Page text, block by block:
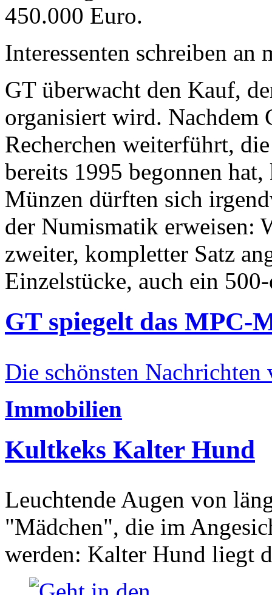
450.000 Euro.
Interessenten schreiben
GT überwacht den Kauf,
organisiert wird. Nachdem
Recherchen weiterführt,
bereits 1995 begonnen
Münzen dürften sich
der Numismatik erweisen:
zweiter, kompletter Satz
Einzelstücke, auch ein
GT spiegelt das MPC-
Die schönsten Nachrichten
Immobilien
Kultkeks Kalter Hund
Leuchtende Augen von
"Mädchen", die im
werden: Kalter Hund liegt